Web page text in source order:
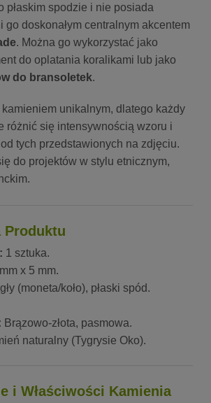
płaskim spodzie i nie posiada
go doskonałym centralnym akcentem
. Można go wykorzystać jako
do oplatania koralikami lub jako
do bransoletek.
unikalnym, dlatego każdy
różnić się intensywnością wzoru i
tych przedstawionych na zdjęciu.
do projektów w stylu etnicznym,
Produktu
1 sztuka.
x 5 mm.
(moneta/koło), płaski spód.
Brązowo-złota, pasmowa.
naturalny (Tygrysie Oko).
i Właściwości Kamienia